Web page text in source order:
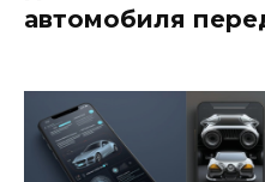
автомобиля